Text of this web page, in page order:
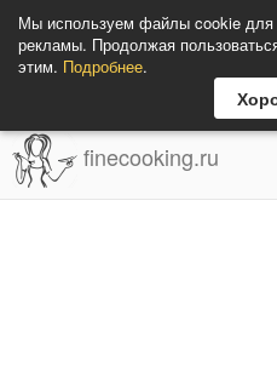
Мы используем файлы cookie для
рекламы. Продолжая
этим. Подробнее.
finecooking.ru